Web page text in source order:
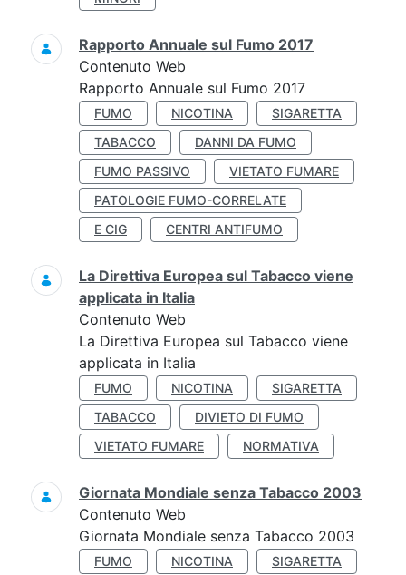
Rapporto Annuale sul Fumo 2017
Contenuto Web
Rapporto Annuale sul Fumo 2017
FUMO NICOTINA
SIGARETTA
TABACCO
DANNI DA FUMO
FUMO PASSIVO
VIETATO FUMARE
PATOLOGIE FUMO-CORRELATE
E CIG
CENTRI ANTIFUMO
La Direttiva Europea sul Tabacco viene
applicata in Italia
Contenuto Web
La Direttiva Europea sul Tabacco viene
applicata in Italia
FUMO NICOTINA
SIGARETTA
TABACCO
DIVIETO DI FUMO
VIETATO FUMARE
NORMATIVA
Giornata Mondiale senza Tabacco 2003
Contenuto Web
Giornata Mondiale senza Tabacco 2003
FUMO NICOTINA SIGARETTA